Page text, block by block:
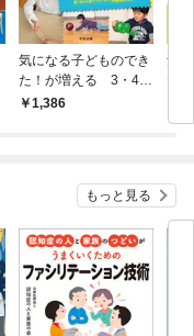
気になる子どものでき
た！が増える 3・4・
5歳の体・手先の動き
1,386
気
た
もっと見る